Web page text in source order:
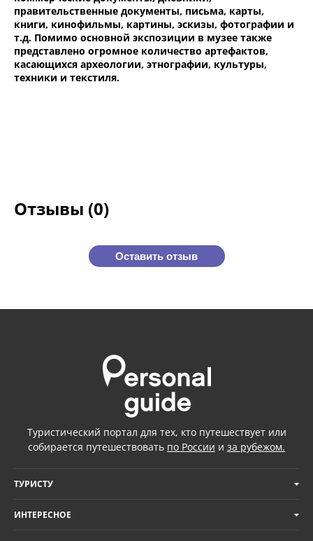
правительственные документы, письма, карты,
книги, кинофильмы, картины, эскизы, фотографии и
т.д. Помимо основной экспозиции в музее также
представлено огромное количество артефактов,
касающихся археологии, этнографии, культуры,
техники и текстиля.
Отзывы (0)
Оставить отзыв
Туристический портал для тех, кто путешествует или
собирается путешествовать по России и за рубежом.
ТУРИСТУ
ИНТЕРЕСНОЕ